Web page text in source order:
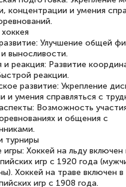
концентрации и умения
Улучшение общей
выносливости.
реакция: Развитие
реакции.
развитие: Укрепление
и умения справляться с
Возможность
и общения с
турниры
Хоккей на льду
игр с 1920 года
Хоккей на траве включен
игр с 1908 года.